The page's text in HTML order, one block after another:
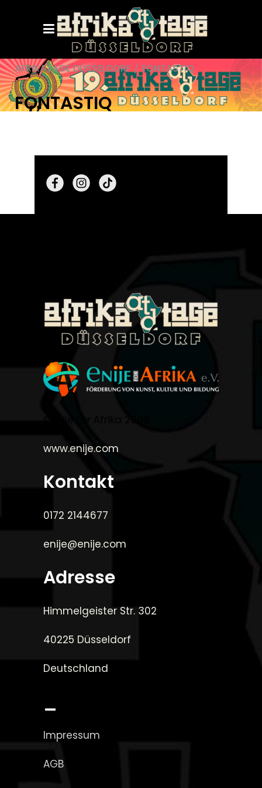
AFRIKATAGE DÜSSELDORF / FONTASTIQ
FONTASTIQ
www.enije.com
Kontakt
0172 2144677
enije@enije.com
Adresse
Himmelgeister Str. 302
40225 Düsseldorf
Deutschland
_
Impressum
AGB